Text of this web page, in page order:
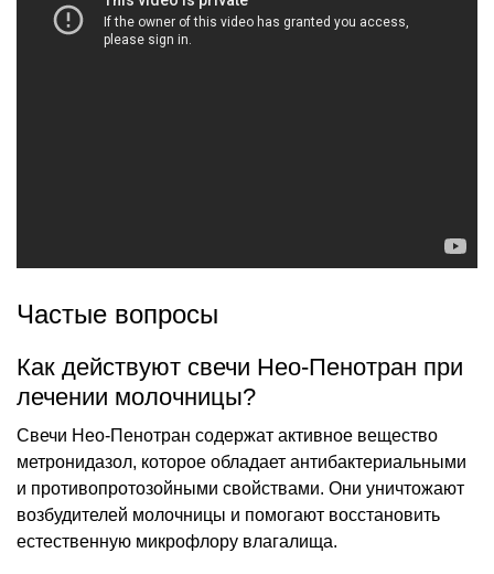
Частые вопросы
Как действуют свечи Нео-Пенотран при
лечении молочницы?
Свечи Нео-Пенотран содержат активное вещество
метронидазол, которое обладает антибактериальными
и противопротозойными свойствами. Они уничтожают
возбудителей молочницы и помогают восстановить
естественную микрофлору влагалища.